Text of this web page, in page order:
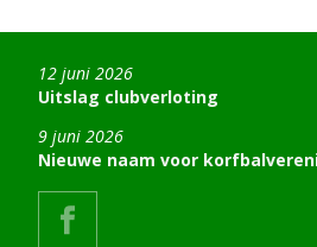
Uitslag clubverloting
12 juni 2026
Nieuwe naam voor
9 juni 2026